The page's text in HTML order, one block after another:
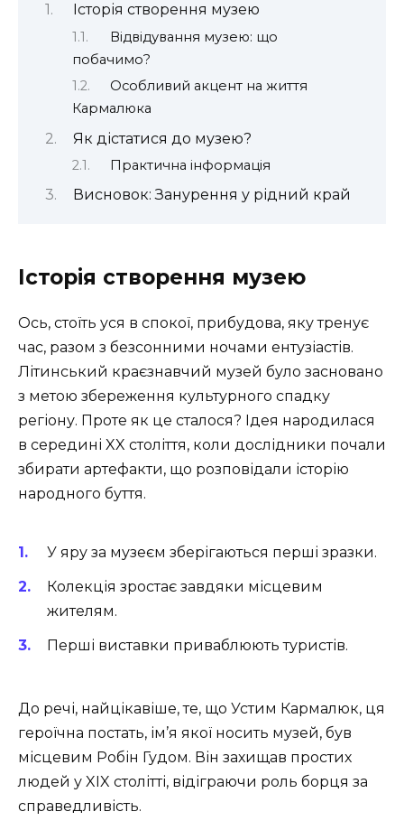
Історія створення музею
Відвідування музею: що
побачимо?
Особливий акцент на життя
Кармалюка
Як дістатися до музею?
Практична інформація
Висновок: Занурення у рідний край
Історія створення музею
Ось, стоїть уся в спокої, прибудова, яку тренує
час, разом з безсонними ночами ентузіастів.
Літинський краєзнавчий музей було засновано
з метою збереження культурного спадку
регіону. Проте як це сталося? Ідея народилася
в середині XX століття, коли дослідники почали
збирати артефакти, що розповідали історію
народного буття.
У яру за музеєм зберігаються перші зразки.
Колекція зростає завдяки місцевим
жителям.
Перші виставки приваблюють туристів.
До речі, найцікавіше, те, що Устим Кармалюк, ця
героїчна постать, ім’я якої носить музей, був
місцевим Робін Гудом. Він захищав простих
людей у XIX столітті, відіграючи роль борця за
справедливість.